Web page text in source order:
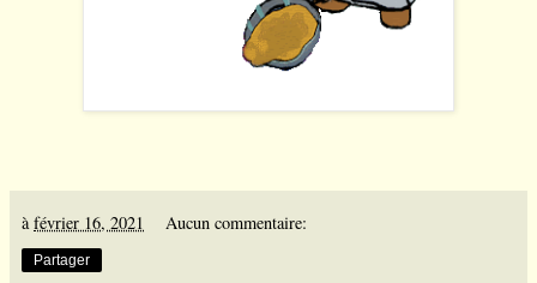
àfévrier 16, 2021 Aucun commentaire:
Partager